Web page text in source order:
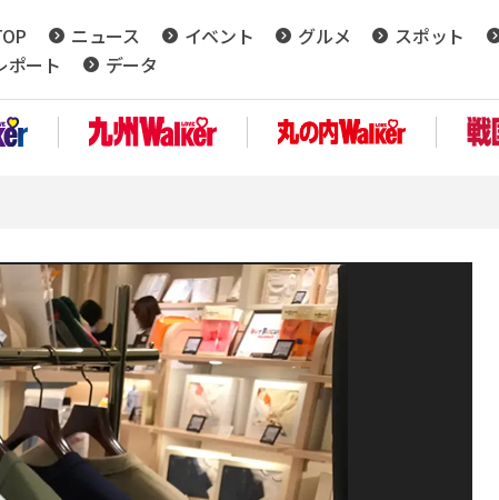
ニュース イベント グルメ スポット
ポート
データ